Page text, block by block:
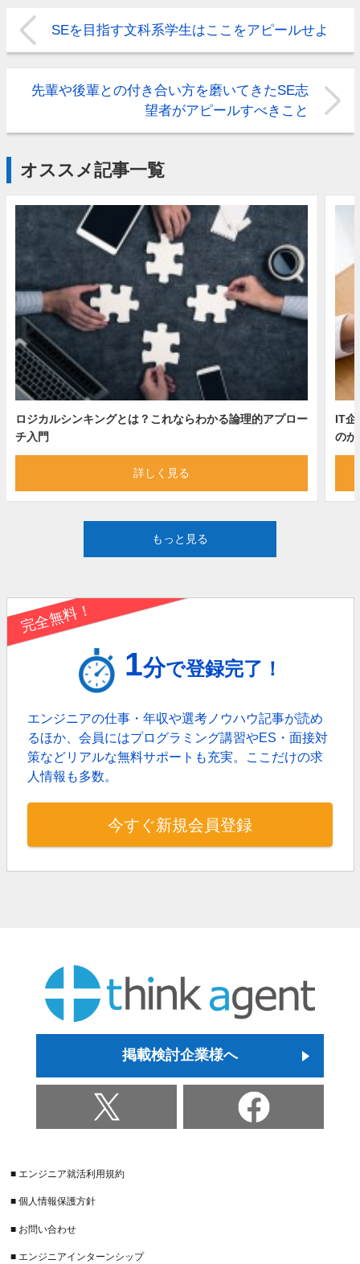
SEを目指す文科系学生はここをアピールせよ
先輩や後輩との付き合い方を磨いてきたSE志
望者がアピールすべきこと
オススメ記事一覧
ロジカルシンキングとは？これならわかる論理的アプロー
チ入門
詳しく見る
IT企
のか
もっと見る
完全無料！
1分で登録完了！
エンジニアの仕事・年収や選考ノウハウ記事が読め
るほか、会員にはプログラミング講習やES・面接対
策などリアルな無料サポートも充実。 ここだけの求
人情報も多数。
今すぐ新規会員登録
掲載検討企業様へ
■ エンジニア就活利用規約
■ 個人情報保護方針
■ お問い合わせ
■ エンジニアインターンシップ